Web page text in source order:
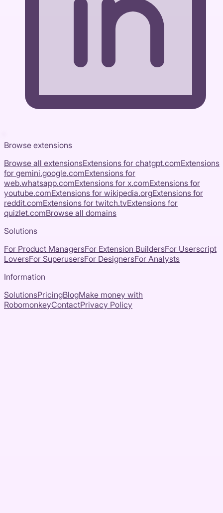
Browse extensions
Browse all extensionsExtensions for chatgpt.comExtensions
for gemini.google.comExtensions for
web.whatsapp.comExtensions for x.comExtensions for
youtube.comExtensions for wikipedia.orgExtensions for
reddit.comExtensions for twitch.tvExtensions for
quizlet.comBrowse all domains
Solutions
For Product ManagersFor Extension BuildersFor Userscript
LoversFor SuperusersFor DesignersFor Analysts
Information
SolutionsPricingBlogMake money with
RobomonkeyContactPrivacy Policy